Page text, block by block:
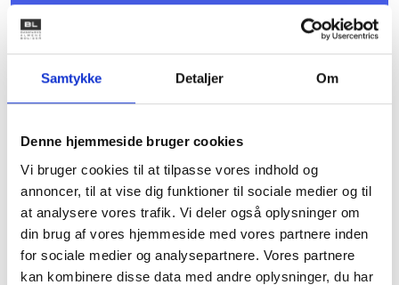
Samtykke Detaljer Om
Denne hjemmeside bruger cookies
Vi bruger cookies til at tilpasse vores indhold og
annoncer, til at vise dig funktioner til sociale medier og til
at analysere vores trafik. Vi deler også oplysninger om
din brug af vores hjemmeside med vores partnere inden
for sociale medier og analysepartnere. Vores partnere
kan kombinere disse data med andre oplysninger, du har
11. JANUAR 2027
9. kreds - Bestyrelsesmøde
Mødet er for dig, der er valgt til kredsens
repræsentantskab, og du er allerede tilmeldt.Det er
ikke muligt at tilmelde sig dette møde.
København V